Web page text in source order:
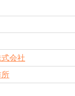
会社
所